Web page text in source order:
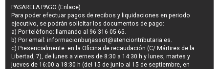
PASARELA PAGO (Enlace)
Para poder efectuar pagos derecibos y liquidaciones en periodo
ejecutivo, se podrán solicitar los documentos de pago:
a) Por teléfono: llamando al 96 316 05 65.
b) Por email:informacionburjassot@atenciontributaria.es.
c) Presencialmente: en la Oficina de recaudación (C/ Mártires de la
Libertad, 7), de lunes a viernes de 8:30 a 14:30 h y lunes, martes y
jueves de 16:00 a 18:30 h (del 15 de junio al 15 de septiembre, en